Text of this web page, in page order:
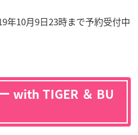
年10月9日23時まで予約受付中
with TIGER ＆ BU